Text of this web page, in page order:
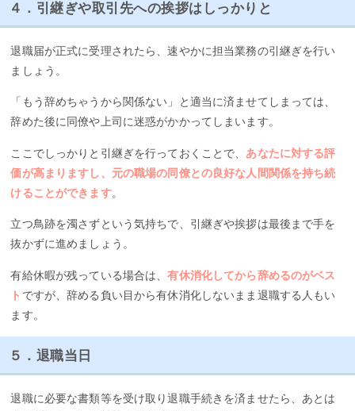
４．引継ぎや取引先への挨拶はしっかりと
退職届が正式に受理されたら、速やかに担当業務の引継ぎを行い
ましょう。
「もう辞めちゃうから関係ない」と適当に済ませてしまっては、
辞めた後に同僚や上司に迷惑がかかってしまいます。
ここでしっかりと引継ぎを行っておくことで、 あなたに対する評
価が高まりますし、元の職場の同僚との良好な人間関係を持ち続
けることができます。
立つ鳥跡を濁さずという気持ちで、引継ぎや挨拶は最後まで手を
抜かずに進めましょう。
有給休暇が残っている場合は、有休消化してから辞めるのがベス
ト ですが、辞める負い目から有休消化しないまま退職する人もい
ます。
５．退職当日
退職に必要な書類等を受け取り退職手続きを済ませたら、あとは